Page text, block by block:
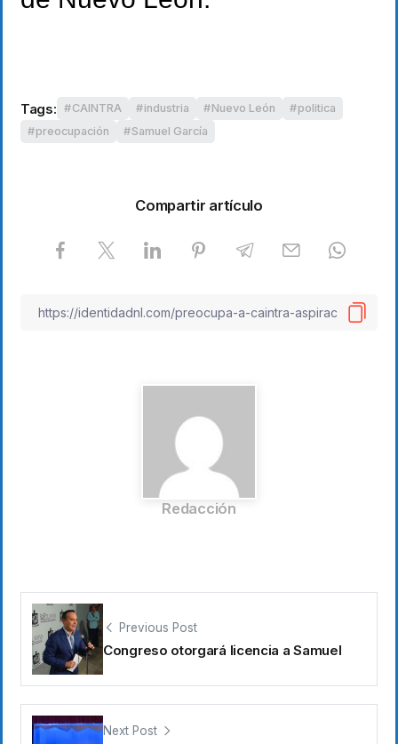
Tags: CAINTRA industria Nuevo León
politica
preocupación
Samuel García
Compartir artículo
Redacción
Previous Post
Congreso otorgará licencia a Samuel
Next Post